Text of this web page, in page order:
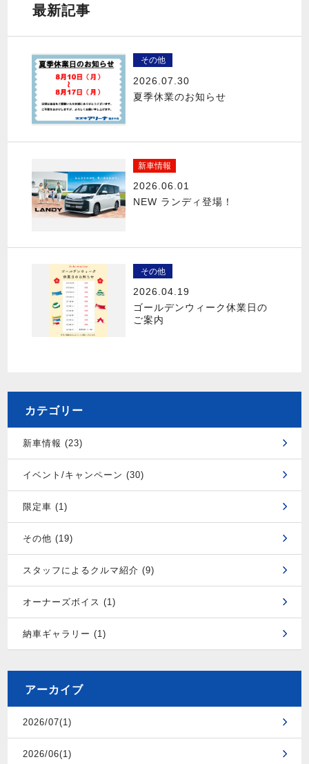
最新記事
その他
2026.07.30
夏季休業のお知らせ
新車情報
2026.06.01
NEW ランディ登場！
その他
2026.04.19
ゴールデンウィーク休業日の
ご案内
カテゴリー
新車情報 (23)
イベント/キャンペーン (30)
限定車 (1)
その他 (19)
スタッフによるクルマ紹介 (9)
オーナーズボイス (1)
納車ギャラリー (1)
アーカイブ
2026/07(1)
2026/06(1)